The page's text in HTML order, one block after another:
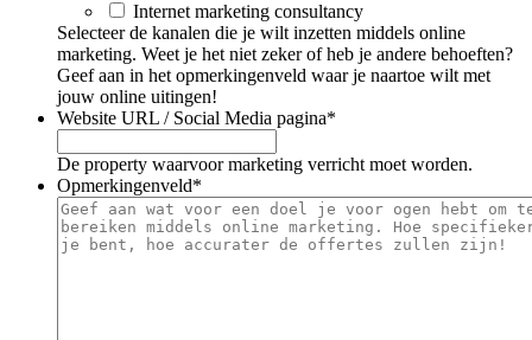
Internet marketing consultancy
Selecteer de kanalen die je wilt inzetten middels online
marketing. Weet je het niet zeker of heb je andere behoeften?
Geef aan in het opmerkingenveld waar je naartoe wilt met
jouw online uitingen!
Website URL / Social Media pagina*
De property waarvoor marketing verricht moet worden.
Opmerkingenveld*